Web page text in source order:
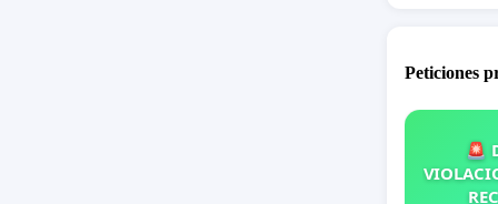
Peticiones
🚨